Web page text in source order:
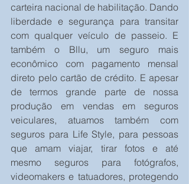
carteira nacional de habilitação. Dando
liberdade e segurança para transitar
com qualquer veículo de passeio. E
também o Bllu, um seguro mais
econômico com pagamento mensal
direto pelo cartão de crédito. E apesar
de termos grande parte de nossa
produção em vendas em seguros
veiculares, atuamos também com
seguros para Life Style, para pessoas
que amam viajar, tirar fotos e até
mesmo seguros para fotógrafos,
videomakers e tatuadores, protegendo